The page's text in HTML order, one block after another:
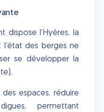
dispose l’Hyères, la
des berges ne
se développer la
espaces, réduire
permettant